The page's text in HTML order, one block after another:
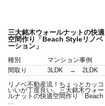
三大銘木ウォールナットの快適
空間作り「Beach Styleリノベ
ーション」
種別
マンション事例
間取り
3LDK → 2LDK
リノベ不動産流！ちょっとカッコ
いいが丁度良い。三大銘木ウォー
ルナットの快適空間作り「Beach
...